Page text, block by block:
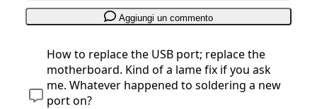
Aggiungi un commento
How to replace the USB port; replace the
motherboard. Kind of a lame fix if you ask
me. Whatever happened to soldering a new
port on?